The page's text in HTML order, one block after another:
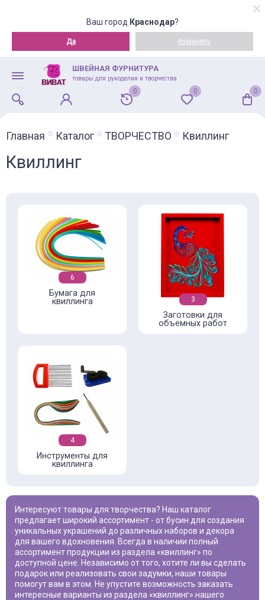
Ваш город Краснодар?
Да Изменить
ШВЕЙНАЯ ФУРНИТУРА
товары для рукоделия и творчества
0 0 0
Главная Каталог ТВОРЧЕСТВО Квиллинг
Квиллинг
6
Бумага для
квиллинга
3
Заготовки для
объемных работ
4
Инструменты для
квиллинга
Интересуют товары для творчества? Наш каталог
предлагает широкий ассортимент - от бусин для создания
уникальных украшений до различных наборов и декора
для вашего вдохновения. Всегда в наличии полный
ассортимент продукции из раздела «квиллинг» по
доступной цене. Независимо от того, хотите ли вы сделать
подарок или реализовать свои задумки, наши товары
помогут вам в этом. Не упустите возможность заказать
интересные варианты из раздела «квиллинг» нашего